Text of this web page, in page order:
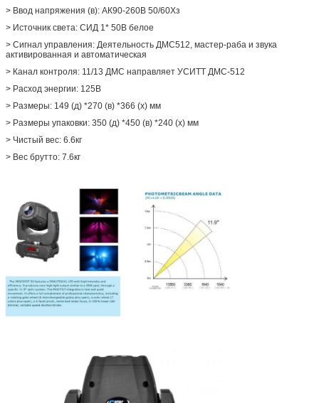
> Ввод напряжения (в): АК90-260В 50/60Хз
> Источник света: СИД 1* 50В белое
> Сигнал управления: Деятельность ДМС512, мастер-раба и звука
активированная и автоматическая
> Канал контроля: 11/13 ДМС направляет УСИТТ ДМС-512
> Расход энергии: 125В
> Размеры: 149 (д) *270 (в) *366 (х) мм
> Размеры упаковки: 350 (д) *450 (в) *240 (х) мм
> Чистый вес: 6.6кг
> Вес брутто: 7.6кг